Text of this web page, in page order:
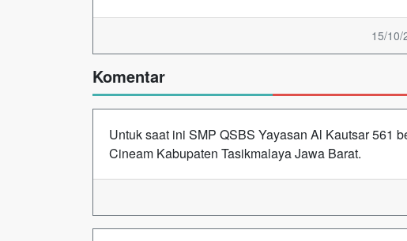
15/10/
Komentar
Untuk saat ini SMP QSBS Yayasan Al Kautsar 561
Cineam Kabupaten Tasikmalaya Jawa Barat.